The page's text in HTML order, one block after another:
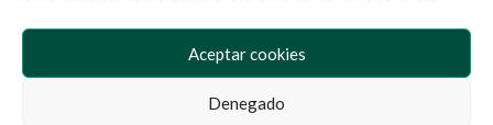
Aceptar cookies
Denegado
mínimo